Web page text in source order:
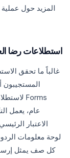
المزيد حول
استطلاعات رضا
غالباً ما تحقق
عام، يعمل
كل صف يمثل